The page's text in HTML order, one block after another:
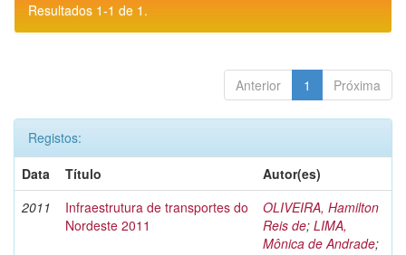
Resultados 1-1 de 1.
Anterior 1 Próxima
Registos:
Data
Título
Autor(es)
2011
Infraestrutura de transportes do
Nordeste 2011
OLIVEIRA, Hamilton
Reis de; LIMA,
Mônica de Andrade;